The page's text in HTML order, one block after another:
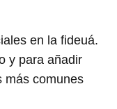
en la fideuá.
y para añadir
más comunes